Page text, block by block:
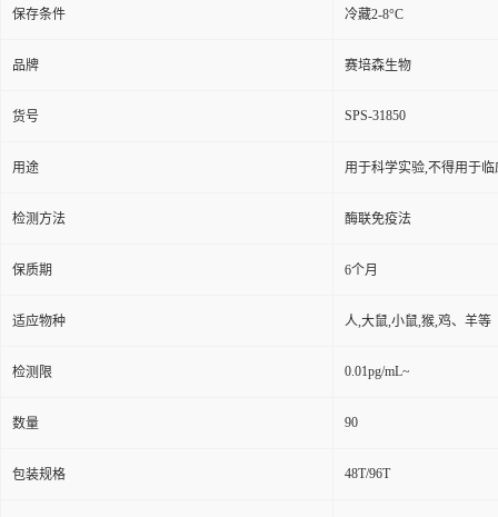
保存条件 冷藏2-8°C
品牌 赛培森生物
货号 SPS-31850
用途 用于科学实验,不得用于临
检测方法 酶联免疫法
保质期 6个月
适应物种 人,大鼠,小鼠,猴,鸡、羊等
检测限 0.01pg/mL~
数量 90
包装规格 48T/96T